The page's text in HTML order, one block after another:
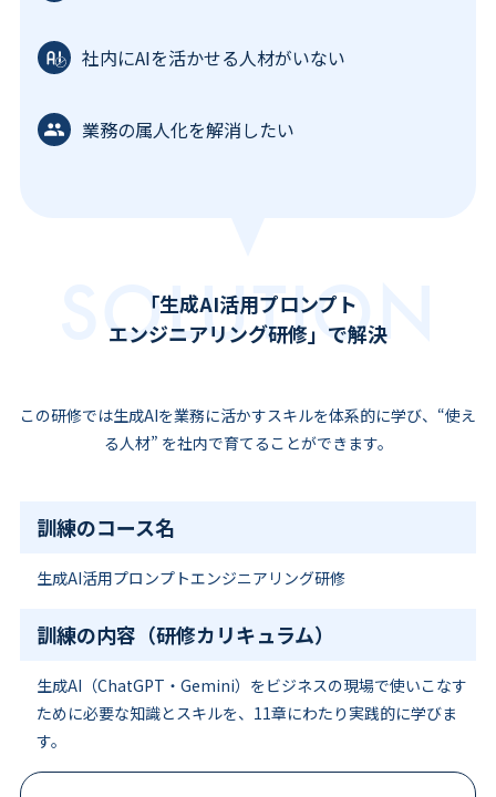
社内にAIを活かせる人材がいない
業務の属人化を解消したい
SOLUTION
「生成AI活用プロンプト
エンジニアリング研修」で解決
この研修では生成AIを業務に活かすスキルを体系的に学び、“使え
る人材” を社内で育てることができます。
訓練のコース名
生成AI活用プロンプトエンジニアリング研修
訓練の内容（研修カリキュラム）
生成AI（ChatGPT・Gemini）をビジネスの現場で使いこなす
ために必要な知識とスキルを、11章にわたり実践的に学びま
す。